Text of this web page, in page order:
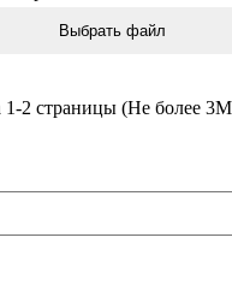
Выбрать файл
1-2 страницы (Не более